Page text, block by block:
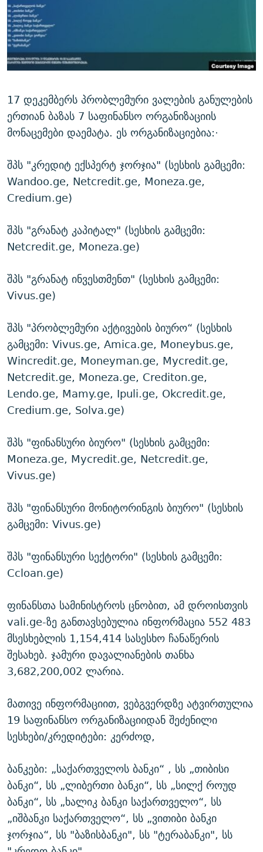
ᲛᲝᲚᲐᲞᲐᲠᲐᲙᲔ ᲢᲔᲥᲡᲢᲔᲑᲘ
ᲨᲘᲜ - ᲣᲪᲮᲝᲔᲗᲨᲘ
ᲚᲘᲢᲔᲠᲐᲢᲣᲠᲣᲚᲘ ᲬᲐᲮᲜᲐᲒᲔᲑᲘ
ᲐᲛᲔᲠᲘᲙᲣᲚᲘ ᲛᲝᲗᲮᲠᲝᲑᲐ
ᲘᲛᲞᲔᲠᲘᲐ ᲓᲐ ᲠᲐᲓᲘᲝ
ᲩᲔᲛᲘ ᲡᲘᲙᲕᲓᲘᲚᲘᲡ ᲛᲘᲖᲔᲖᲘᲐ COVID-19
11 ᲬᲔᲚᲘ - 11 ᲐᲛᲑᲐᲕᲘ
ᲡᲐᲞᲐᲠᲚᲐᲛᲔᲜᲢᲝ ᲐᲠᲩᲔᲕᲜᲔᲑᲘᲡ ᲘᲡᲢᲝᲠᲘᲐ
ᲑᲐᲕᲨᲕᲔᲑᲘ ᲞᲠᲝᲡᲢᲘᲢᲣᲪᲘᲐᲨᲘ - ᲐᲛᲝᲣᲗᲥᲛᲔᲚᲘ ᲐᲛᲑᲐᲕᲘ
5 ᲐᲛᲑᲐᲕᲘ - 20 ᲘᲕᲜᲘᲡᲡ ᲓᲐᲨᲐᲕᲔᲑᲣᲚᲔᲑᲘ
ᲐᲒᲕᲘᲡᲢᲝᲡ ᲝᲛᲘ
ПРИВЕТ ᲙᲣᲚᲢᲣᲠᲐ
ᲒᲐᲛᲝᲘᲬᲔᲠᲔ
რთე/რთ-ის ყველა საიტი
17 დეკემბერს პრობლემური ვალების განულების
ერთიან ბაზას 7 საფინანსო ორგანიზაციის
მონაცემები დაემატა. ეს ორგანიზაციებია:·
შპს "კრედიტ ექსპერტ ჯორჯია" (სესხის გამცემი:
Wandoo.ge, Netcredit.ge, Moneza.ge,
Credium.ge)
შპს "გრანატ კაპიტალ" (სესხის გამცემი:
Netcredit.ge, Moneza.ge)
შპს "გრანატ ინვესთმენთ" (სესხის გამცემი:
Vivus.ge)
შპს "პრობლემური აქტივების ბიურო“ (სესხის
გამცემი: Vivus.ge, Amica.ge, Moneybus.ge,
Wincredit.ge, Moneyman.ge, Mycredit.ge,
Netcredit.ge, Moneza.ge, Crediton.ge,
Lendo.ge, Mamy.ge, Ipuli.ge, Okcredit.ge,
Credium.ge, Solva.ge)
შპს "ფინანსური ბიურო" (სესხის გამცემი:
Moneza.ge, Mycredit.ge, Netcredit.ge,
Vivus.ge)
შპს "ფინანსური მონიტორინგის ბიურო" (სესხის
გამცემი: Vivus.ge)
შპს "ფინანსური სექტორი" (სესხის გამცემი:
Ccloan.ge)
ფინანსთა სამინისტროს ცნობით, ამ დროისთვის
vali.ge-ზე განთავსებულია ინფორმაცია 552 483
მსესხებლის 1,154,414 სასესხო ჩანაწერის
შესახებ. ჯამური დავალიანების თანხა
3,682,200,002 ლარია.
მათივე ინფორმაციით, ვებგვერდზე ატვირთულია
19 საფინანსო ორგანიზაციიდან შეძენილი
სესხები/კრედიტები: კერძოდ,
ბანკები: „საქართველოს ბანკი“ , სს „თიბისი
ბანკი“, სს „ლიბერთი ბანკი“, სს „სილქ როუდ
ბანკი“, სს „ხალიკ ბანკი საქართველო“, სს
„იშბანკი საქართველო“, სს „ვითიბი ბანკი
ჯორჯია“, სს "ბაზისბანკი", სს "ტერაბანკი", სს